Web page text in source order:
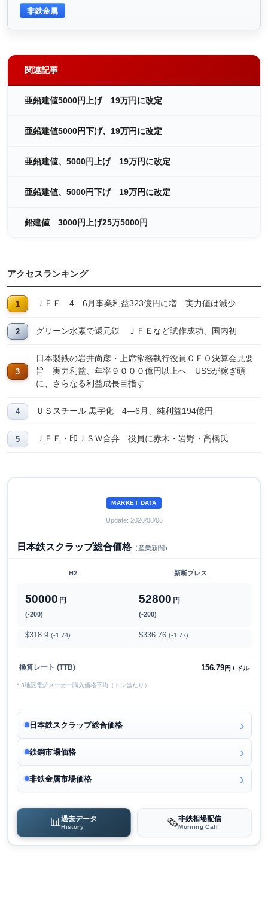
非鉄金属
関連記事
亜鉛建値5000円上げ 19万円に改定
亜鉛建値5000円下げ、19万円に改定
亜鉛建値、5000円上げ 19万円に改定
亜鉛建値、5000円下げ 19万円に改定
鉛建値 3000円上げ25万5000円
アクセスランキング
ＪＦＥ 4―6月事業利益323億円に増 実力値は減少
グリーン水素で還元鉄 ＪＦＥなど試作成功、国内初
日本製鉄の岩井尚彦・上席常務執行役員ＣＦＯ決算会見要
旨 実力利益、年率９０００億円以上へ USSが稼ぎ頭
に、さらなる利益成長目指す
ＵＳスチール 黒字化 4―6月、純利益194億円
ＪＦＥ・印ＪＳＷ合弁 役員に赤木・岩野・髙橋氏
MARKET DATA
Update: 2026/08/06
日本鉄スクラップ総合価格（産業新聞）
H2 新断プレス
50000 円
(-200)
52800 円
(-200)
$318.9 (-1.74) $336.76 (-1.77)
換算レート (TTB) 156.79円 / ドル
* 3地区電炉メーカー購入価格平均（トン当たり）
日本鉄スクラップ総合価格
鉄鋼市場価格
非鉄金属市場価格
📊過去データ
History 🗞️非鉄相場配信
Morning Call